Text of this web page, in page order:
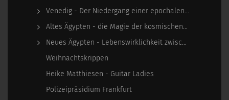
Venedig - Der Niedergang einer epochalen Macht
Altes Ägypten - die Magie der kosmischen…
Neues Ägypten - Lebenswirklichkeit zwischen…
Weihnachtskrippen
Heike Matthiesen - Guitar Ladies
Polizeipräsidium Frankfurt